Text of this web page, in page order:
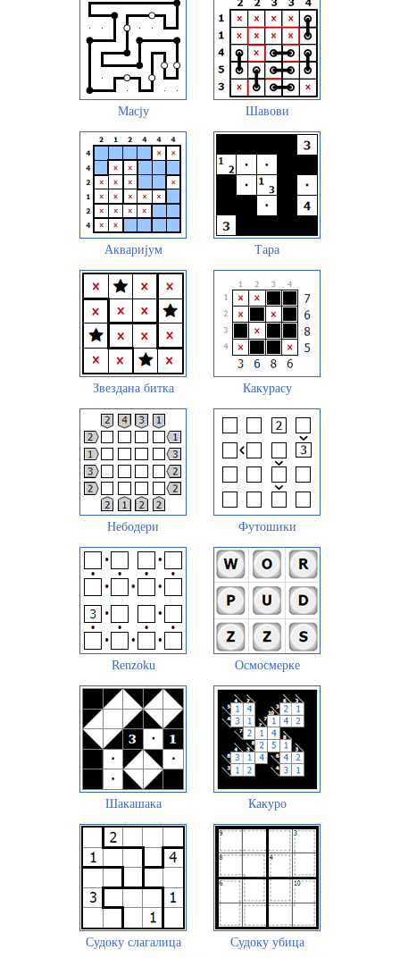
Масју Шавови
Акваријум Тара
Звездана битка Какурасу
Небодери Футошики
Renzoku Осмосмерке
Шакашака Какуро
Судоку слагалица Судоку убица